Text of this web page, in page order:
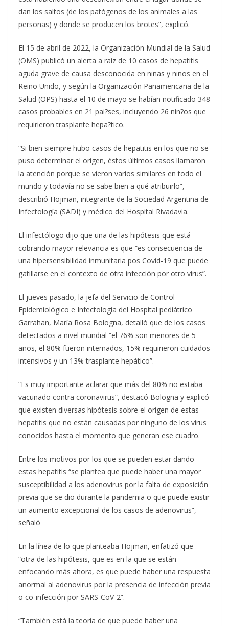
dan los saltos (de los patógenos de los animales a las
personas) y donde se producen los brotes”, explicó.
El 15 de abril de 2022, la Organización Mundial de la Salud
(OMS) publicó un alerta a raíz de 10 casos de hepatitis
aguda grave de causa desconocida en niñas y niños en el
Reino Unido, y según la Organización Panamericana de la
Salud (OPS) hasta el 10 de mayo se habían notificado 348
casos probables en 21 pai?ses, incluyendo 26 nin?os que
requirieron trasplante hepa?tico.
“Si bien siempre hubo casos de hepatitis en los que no se
puso determinar el origen, éstos últimos casos llamaron
la atención porque se vieron varios similares en todo el
mundo y todavía no se sabe bien a qué atribuirlo”,
describió Hojman, integrante de la Sociedad Argentina de
Infectología (SADI) y médico del Hospital Rivadavia.
El infectólogo dijo que una de las hipótesis que está
cobrando mayor relevancia es que “es consecuencia de
una hipersensibilidad inmunitaria pos Covid-19 que puede
gatillarse en el contexto de otra infección por otro virus”.
El jueves pasado, la jefa del Servicio de Control
Epidemiológico e Infectología del Hospital pediátrico
Garrahan, María Rosa Bologna, detalló que de los casos
detectados a nivel mundial “el 76% son menores de 5
años, el 80% fueron internados, 15% requirieron cuidados
intensivos y un 13% trasplante hepático”.
“Es muy importante aclarar que más del 80% no estaba
vacunado contra coronavirus”, destacó Bologna y explicó
que existen diversas hipótesis sobre el origen de estas
hepatitis que no están causadas por ninguno de los virus
conocidos hasta el momento que generan ese cuadro.
Entre los motivos por los que se pueden estar dando
estas hepatitis “se plantea que puede haber una mayor
susceptibilidad a los adenovirus por la falta de exposición
previa que se dio durante la pandemia o que puede existir
un aumento excepcional de los casos de adenovirus”,
señaló
En la línea de lo que planteaba Hojman, enfatizó que
“otra de las hipótesis, que es en la que se están
enfocando más ahora, es que puede haber una respuesta
anormal al adenovirus por la presencia de infección previa
o co-infección por SARS-CoV-2”.
“También está la teoría de que puede haber una